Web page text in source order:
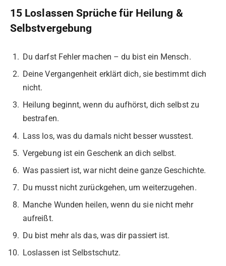
15 Loslassen Sprüche für Heilung &
Selbstvergebung
Du darfst Fehler machen – du bist ein Mensch.
Deine Vergangenheit erklärt dich, sie bestimmt dich
nicht.
Heilung beginnt, wenn du aufhörst, dich selbst zu
bestrafen.
Lass los, was du damals nicht besser wusstest.
Vergebung ist ein Geschenk an dich selbst.
Was passiert ist, war nicht deine ganze Geschichte.
Du musst nicht zurückgehen, um weiterzugehen.
Manche Wunden heilen, wenn du sie nicht mehr
aufreißt.
Du bist mehr als das, was dir passiert ist.
Loslassen ist Selbstschutz.